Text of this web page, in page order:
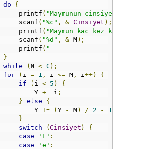
do
{
printf
( "Maymunun cinsiyetini
scanf
( "%c" , & Cinsiyet );
printf
( "Maymun kac kez kafese
scanf
( "%d" , & M);
printf
(
}
while
(M < 0 );
for
( i = 1 ; i <= M ; i ++)
{
if
( i < 5 )
{
Y
+= i ;
} else
{
Y
+= (Y - M) / 2 - 1
}
switch
(Cinsiyet )
{
case
'E' :
case
'e' :